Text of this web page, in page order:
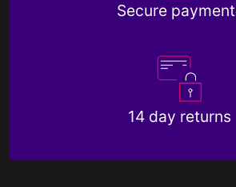
Secure
14 day returns